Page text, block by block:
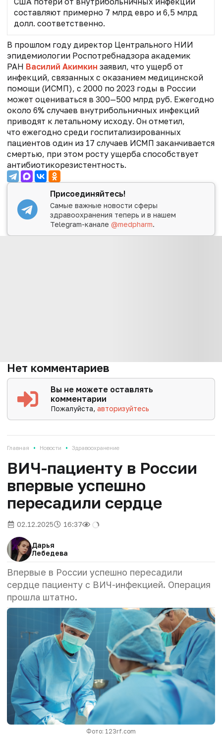
составляют примерно 7 млрд евро и 6,5 млрд
долл. соответственно.
В прошлом году директор Центрального НИИ
эпидемиологии Роспотребнадзора академик
РАН Василий Акимкин заявил, что ущерб от
инфекций, связанных с оказанием медицинской
помощи (ИСМП), с 2000 по 2023 годы в России
может оцениваться в 300—500 млрд руб. Ежегодно
около 6% случаев внутрибольничных инфекций
приводят к летальному исходу. Он отметил,
что ежегодно среди госпитализированных
пациентов один из 17 случаев ИСМП заканчивается
смертью, при этом росту ущерба способствует
антибиотикорезистентность.
Присоединяйтесь!
Самые важные новости сферы
здравоохранения теперь и в нашем
Telegram-канале@medpharm.
Нет комментариев
Вы не можете оставлять
комментарии
Пожалуйста,авторизуйтесь
Главная • Новости • Здравоохранение
ВИЧ-пациенту в России
впервые успешно
пересадили сердце
02.12.2025 16:37
Дарья
Лебедева
Впервые в России успешно пересадили
сердце пациенту с ВИЧ-инфекцией. Операция
прошла штатно.
Фото: 123rf.com